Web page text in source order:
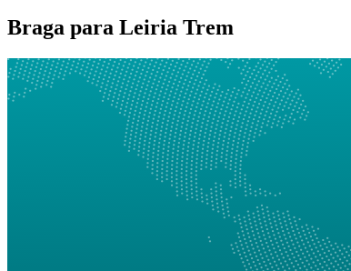
Braga para Leiria Trem